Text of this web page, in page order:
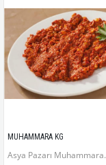
MUHAMMARA KG
Asya Pazarı Muhammara.